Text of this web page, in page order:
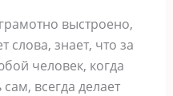
выстроено,
слова, знает, что за
человек, когда
всегда делает